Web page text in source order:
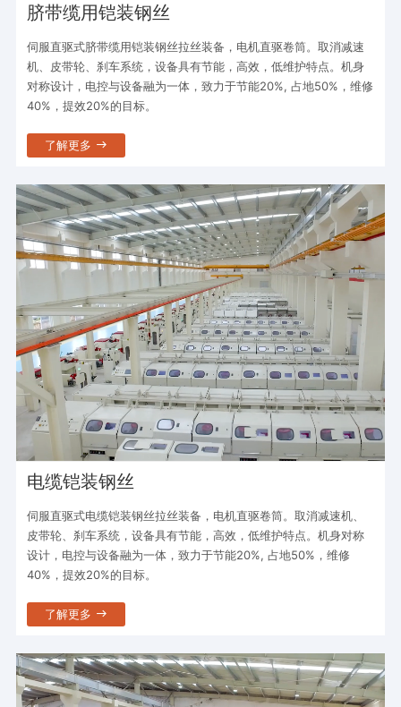
脐带缆用铠装钢丝
伺服直驱式脐带缆用铠装钢丝拉丝装备，电机直驱卷筒。取消减速
机、皮带轮、刹车系统，设备具有节能，高效，低维护特点。机身
对称设计，电控与设备融为一体，致力于节能20%, 占地50%，维修
40%，提效20%的目标。
了解更多
电缆铠装钢丝
伺服直驱式电缆铠装钢丝拉丝装备，电机直驱卷筒。取消减速机、
皮带轮、刹车系统，设备具有节能，高效，低维护特点。机身对称
设计，电控与设备融为一体，致力于节能20%, 占地50%，维修
40%，提效20%的目标。
了解更多